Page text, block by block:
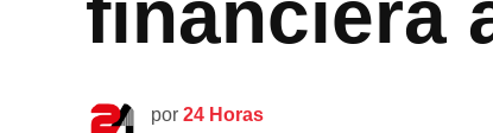
por 24 Horas